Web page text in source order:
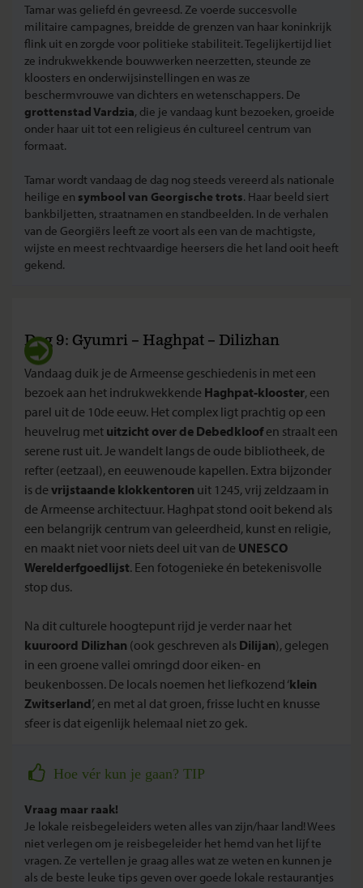
Tamar was geliefd én gevreesd. Ze voerde succesvolle
militaire campagnes, breidde de grenzen van haar koninkrijk
flink uit en zorgde voor politieke stabiliteit. Tegelijkertijd liet
ze indrukwekkende bouwwerken neerzetten, steunde ze
kloosters en onderwijsinstellingen en was ze
beschermvrouwe van dichters en wetenschappers. De
grottenstad Vardzia, die je vandaag kunt bezoeken, groeide
onder haar uit tot een religieus én cultureel centrum van
formaat.
Tamar wordt vandaag de dag nog steeds vereerd als nationale
heilige en symbool van Georgische trots. Haar beeld siert
bankbiljetten, straatnamen en standbeelden. In de verhalen
van de Georgiërs leeft ze voort als een van de machtigste,
wijste en meest rechtvaardige heersers die het land ooit heeft
gekend.
Dag 9: Gyumri – Haghpat – Dilizhan
Vandaag duik je de Armeense geschiedenis in met een
bezoek aan het indrukwekkende Haghpat-klooster, een
parel uit de 10de eeuw. Het complex ligt prachtig op een
heuvelrug met uitzicht over de Debedkloofen straalt een
serene rust uit. Je wandelt langs de oude bibliotheek, de
refter (eetzaal), en eeuwenoude kapellen. Extra bijzonder
is de vrijstaande klokkentoren uit 1245, vrij zeldzaam in
de Armeense architectuur. Haghpat stond ooit bekend als
een belangrijk centrum van geleerdheid, kunst en religie,
en maakt niet voor niets deel uit van de UNESCO
Werelderfgoedlijst. Een fotogenieke én betekenisvolle
stop dus.
Na dit culturele hoogtepunt rijd je verder naar het
kuuroord Dilizhan (ook geschreven als Dilijan), gelegen
in een groene vallei omringd door eiken- en
beukenbossen. De locals noemen het liefkozend ‘klein
Zwitserland’, en met al dat groen, frisse lucht en knusse
sfeer is dat eigenlijk helemaal niet zo gek.
Hoe vér kun je gaan? TIP
Vraag maar raak!
Je lokale reisbegeleiders weten alles van zijn/haar land! Wees
niet verlegen om je reisbegeleider het hemd van het lijf te
vragen. Ze vertellen je graag alles wat ze weten en kunnen je
als de beste leuke tips geven over goede lokale restaurantjes